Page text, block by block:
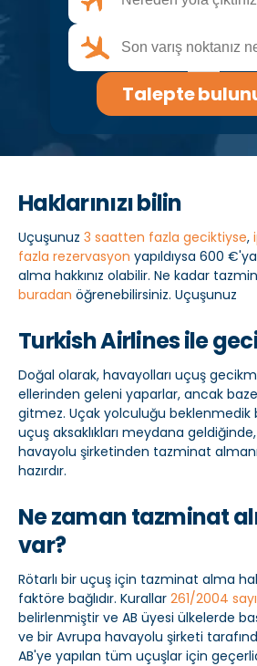
+90 212 900 2653
info@ucakgecikmeleri.com
Talepte
Haklarınızı bilin
Uçuşunuz 3 saatten fazla geciktiyse,
fazla rezervasyon yapıldıysa 600
alma hakkınız olabilir. Ne kadar
buradan öğrenebilirsiniz. Uçuşunuz
Turkish Airlines ile
Doğal olarak, havayolları uçuş
ellerinden geleni yaparlar, ancak
gitmez. Uçak yolculuğu beklenmedik
uçuş aksaklıkları meydana
havayolu şirketinden tazminat
hazırdır.
Ne zaman tazminat
var?
Rötarlı bir uçuş için tazminat alma
faktöre bağlıdır. Kurallar 261/2004
belirlenmiştir ve AB üyesi ülkelerde
ve bir Avrupa havayolu şirketi
AB'ye yapılan tüm uçuşlar için